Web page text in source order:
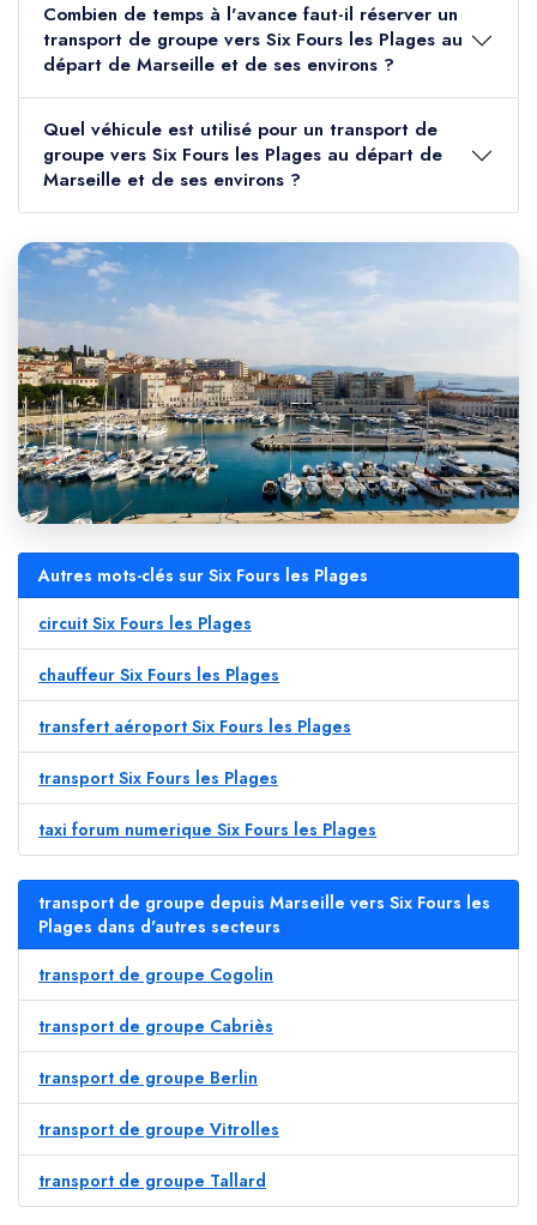
Combien de temps à l'avance faut-il réserver un
transport de groupe vers Six Fours les Plages au
départ de Marseille et de ses environs ?
Quel véhicule est utilisé pour un transport de
groupe vers Six Fours les Plages au départ de
Marseille et de ses environs ?
Autres mots-clés sur Six Fours les Plages
circuit Six Fours les Plages
chauffeur Six Fours les Plages
transfert aéroport Six Fours les Plages
transport Six Fours les Plages
taxi forum numerique Six Fours les Plages
transport de groupe depuis Marseille vers Six Fours les
Plages dans d'autres secteurs
transport de groupe Cogolin
transport de groupe Cabriès
transport de groupe Berlin
transport de groupe Vitrolles
transport de groupe Tallard